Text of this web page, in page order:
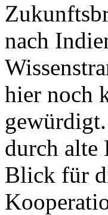
nach
hier noch
durch alte
Blick für